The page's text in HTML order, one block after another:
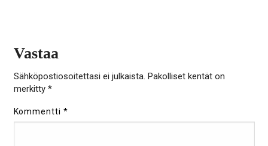
Vastaa
Sähköpostiosoitettasi ei julkaista. Pakolliset kentät on
merkitty *
Kommentti*